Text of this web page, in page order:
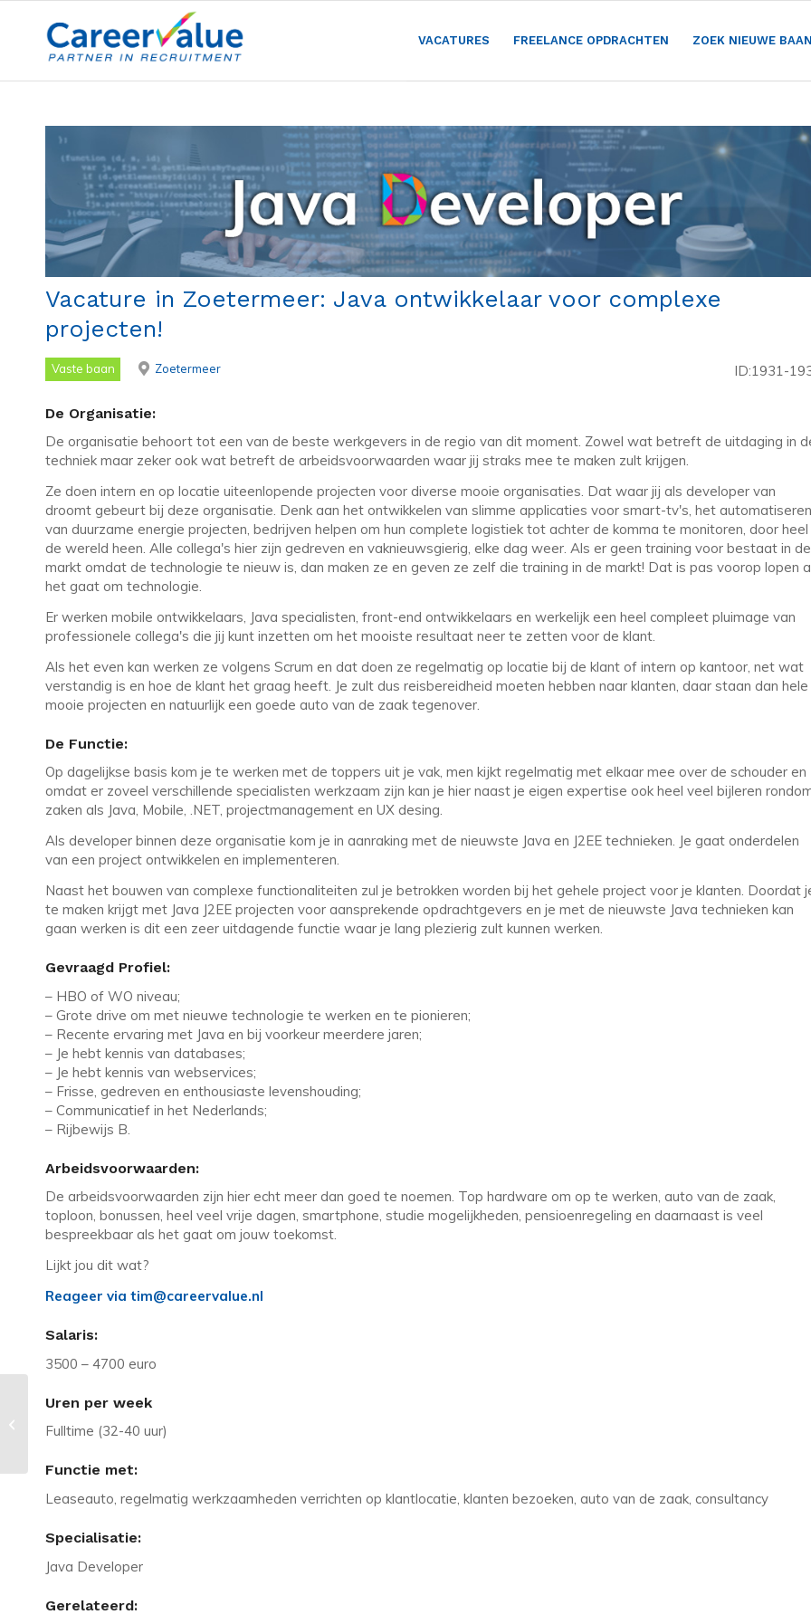
VACATURES FREELANCE OPDRACHTEN ZOEK NIEUWE BAAN
Vacature in Zoetermeer: Java ontwikkelaar voor complexe
projecten!
Vaste baan Zoetermeer ID:1931-
De Organisatie:
De organisatie behoort tot een van de beste werkgevers in de regio van dit moment. Zowel wat betreft de uitdaging in
techniek maar zeker ook wat betreft de arbeidsvoorwaarden waar jij straks mee te maken zult krijgen.
Ze doen intern en op locatie uiteenlopende projecten voor diverse mooie organisaties. Dat waar jij als developer van
droomt gebeurt bij deze organisatie. Denk aan het ontwikkelen van slimme applicaties voor smart-tv's, het automatiseren
van duurzame energie projecten, bedrijven helpen om hun complete logistiek tot achter de komma te monitoren, door heel
de wereld heen. Alle collega's hier zijn gedreven en vaknieuwsgierig, elke dag weer. Als er geen training voor bestaat in de
markt omdat de technologie te nieuw is, dan maken ze en geven ze zelf die training in de markt! Dat is pas voorop lopen
het gaat om technologie.
Er werken mobile ontwikkelaars, Java specialisten, front-end ontwikkelaars en werkelijk een heel compleet pluimage van
professionele collega's die jij kunt inzetten om het mooiste resultaat neer te zetten voor de klant.
Als het even kan werken ze volgens Scrum en dat doen ze regelmatig op locatie bij de klant of intern op kantoor, net wat
verstandig is en hoe de klant het graag heeft. Je zult dus reisbereidheid moeten hebben naar klanten, daar staan dan hele
mooie projecten en natuurlijk een goede auto van de zaak tegenover.
De Functie:
Op dagelijkse basis kom je te werken met de toppers uit je vak, men kijkt regelmatig met elkaar mee over de schouder en
omdat er zoveel verschillende specialisten werkzaam zijn kan je hier naast je eigen expertise ook heel veel bijleren
zaken als Java, Mobile, .NET, projectmanagement en UX desing.
Als developer binnen deze organisatie kom je in aanraking met de nieuwste Java en J2EE technieken. Je gaat onderdelen
van een project ontwikkelen en implementeren.
Naast het bouwen van complexe functionaliteiten zul je betrokken worden bij het gehele project voor je klanten. Doordat
te maken krijgt met Java J2EE projecten voor aansprekende opdrachtgevers en je met de nieuwste Java technieken kan
gaan werken is dit een zeer uitdagende functie waar je lang plezierig zult kunnen werken.
Gevraagd Profiel:
– HBO of WO niveau;
– Grote drive om met nieuwe technologie te werken en te pionieren;
– Recente ervaring met Java en bij voorkeur meerdere jaren;
– Je hebt kennis van databases;
– Je hebt kennis van webservices;
– Frisse, gedreven en enthousiaste levenshouding;
– Communicatief in het Nederlands;
– Rijbewijs B.
Arbeidsvoorwaarden:
De arbeidsvoorwaarden zijn hier echt meer dan goed te noemen. Top hardware om op te werken, auto van de zaak,
toploon, bonussen, heel veel vrije dagen, smartphone, studie mogelijkheden, pensioenregeling en daarnaast is veel
bespreekbaar als het gaat om jouw toekomst.
Lijkt jou dit wat?
Reageer via tim@careervalue.nl
Salaris:
3500 – 4700 euro
Uren per week
Fulltime (32-40 uur)
Functie met:
Leaseauto, regelmatig werkzaamheden verrichten op klantlocatie, klanten bezoeken, auto van de zaak, consultancy
Specialisatie:
Java Developer
Gerelateerd:
Vacature in Zoetermeer: Java
ontwikkelaar voor zware
bedrijfskritische appl...